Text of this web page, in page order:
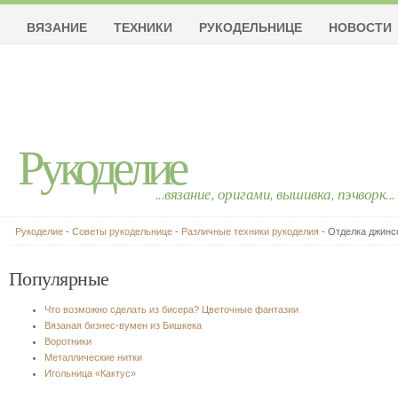
Рукоделие...вязание, оригами, вышивка, пэчворк...
ВЯЗАНИЕ ТЕХНИКИ РУКОДЕЛЬНИЦЕ НОВОСТИ
Рукоделие - Советы рукодельнице - Различные техники рукоделия - Отделка
Популярные
Что возможно сделать из бисера? Цветочные фантазии
Вязаная бизнес-вумен из Бишкека
Воротники
Металлические нитки
Игольница «Кактус»